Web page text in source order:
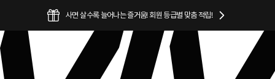
소중한 포토 후기를 남겨주시면 감사한 마음을 담아 추가 적립!